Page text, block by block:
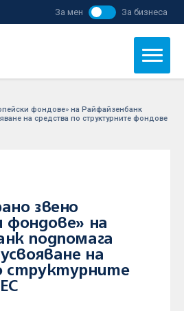
За мен За бизнеса
фондове» на Райфайзенбанк
на средства по структурните фондове
звено
фондове» на
подпомага
на
структурните